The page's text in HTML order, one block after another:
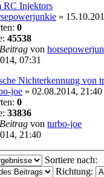
RC Injektors
»
0
45538
von
07:31
Nichterkennung von
joe » 02.08.2014, 21:40
0
33836
von turbo-joe
21:40
Sortiere nach:
Richtung: